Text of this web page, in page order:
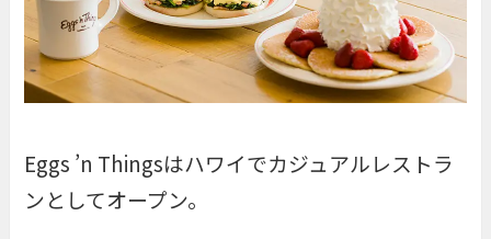
Eggs ’n Thingsはハワイでカジュアルレストラ
ンとしてオープン。